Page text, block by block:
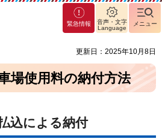
緊急情報
音声・文字
Language
メニュー
更新日：2025年10月8日
場使用料の納付方法
込による納付